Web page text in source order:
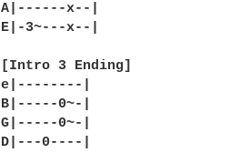
A|------x--|
E|-3~---x--|
[Intro 3 Ending]
e|--------|
B|-----0~-|
G|-----0~-|
D|---0----|